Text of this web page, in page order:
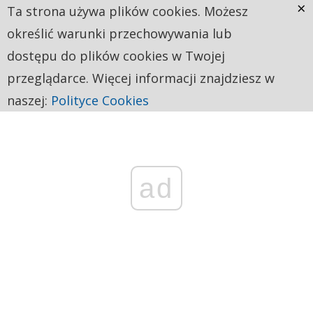
ad
Ta strona używa plików cookies. Możesz
określić warunki przechowywania lub
dostępu do plików cookies w Twojej
przeglądarce. Więcej informacji znajdziesz w
naszej: Polityce Cookies
×